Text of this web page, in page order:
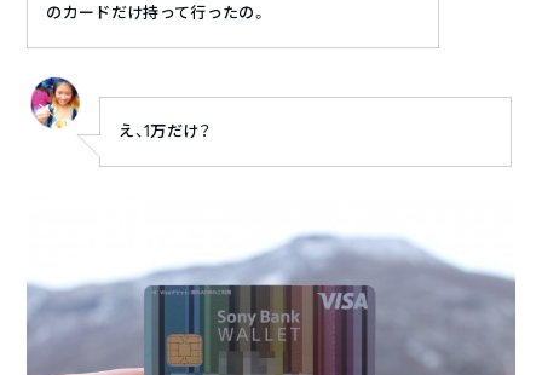
のカードだけ持って行ったの。
え、1万だけ？